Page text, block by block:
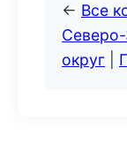
← Все
округ